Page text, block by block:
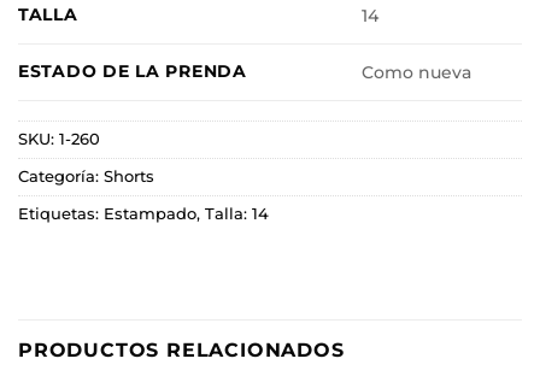
TALLA 14
ESTADO DE LA PRENDA Como nueva
SKU: 1-260
Categoría: Shorts
Etiquetas: Estampado, Talla: 14
PRODUCTOS RELACIONADOS